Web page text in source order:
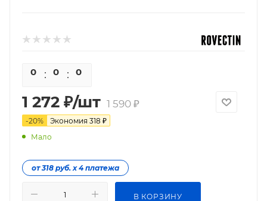
0 0 0
1 272 ₽/шт 1 590₽
-20% Экономия 318 ₽
Мало
от 318 руб. х 4 платежа
В КОРЗИНУ